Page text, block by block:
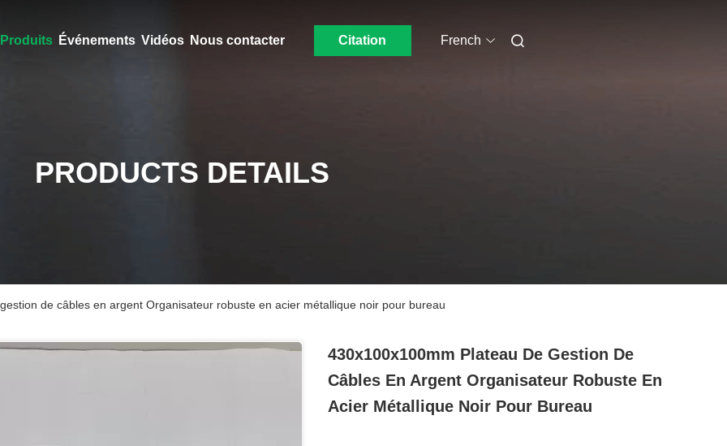
Produits Événements Vidéos Nous contacter Citation French
PRODUCTS DETAILS
de câbles en argent Organisateur robuste en acier métallique noir pour bureau
430x100x100mm Plateau De Gestion De
Câbles En Argent Organisateur Robuste En
Acier Métallique Noir Pour Bureau